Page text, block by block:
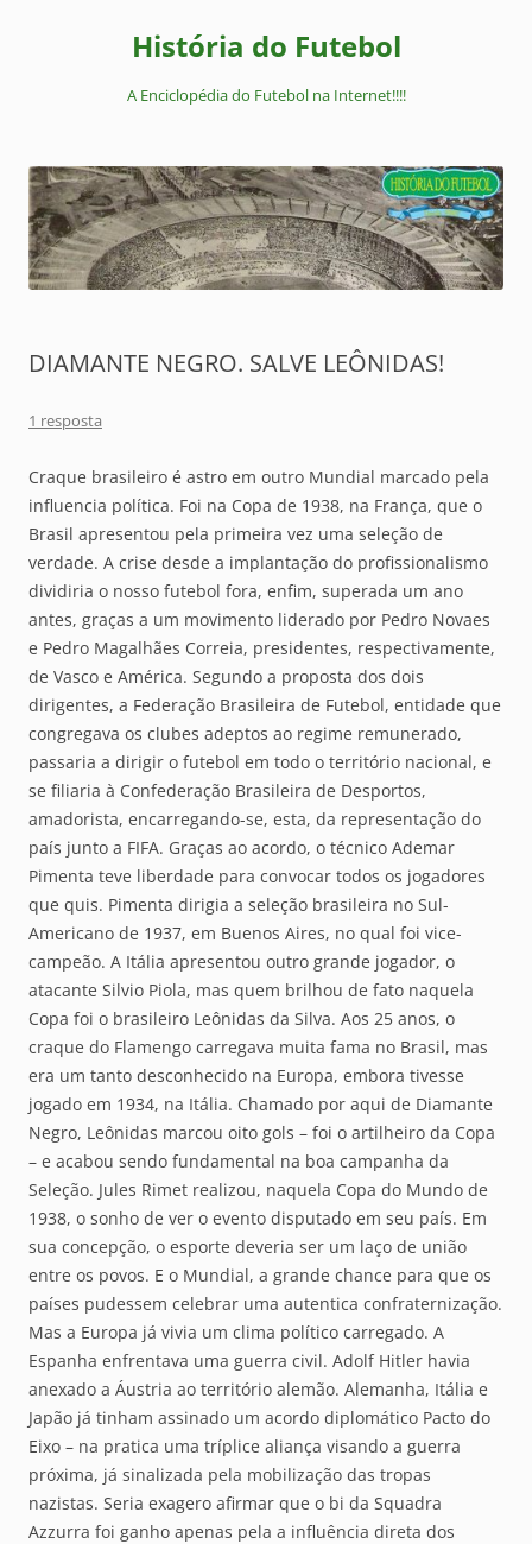
História do Futebol
A Enciclopédia do Futebol na Internet!!!!
DIAMANTE NEGRO. SALVE LEÔNIDAS!
1 resposta
Craque brasileiro é astro em outro Mundial marcado pela
influencia política. Foi na Copa de 1938, na França, que o
Brasil apresentou pela primeira vez uma seleção de
verdade. A crise desde a implantação do profissionalismo
dividiria o nosso futebol fora, enfim, superada um ano
antes, graças a um movimento liderado por Pedro Novaes
e Pedro Magalhães Correia, presidentes, respectivamente,
de Vasco e América. Segundo a proposta dos dois
dirigentes, a Federação Brasileira de Futebol, entidade que
congregava os clubes adeptos ao regime remunerado,
passaria a dirigir o futebol em todo o território nacional, e
se filiaria à Confederação Brasileira de Desportos,
amadorista, encarregando-se, esta, da representação do
país junto a FIFA. Graças ao acordo, o técnico Ademar
Pimenta teve liberdade para convocar todos os jogadores
que quis. Pimenta dirigia a seleção brasileira no Sul-
Americano de 1937, em Buenos Aires, no qual foi vice-
campeão. A Itália apresentou outro grande jogador, o
atacante Silvio Piola, mas quem brilhou de fato naquela
Copa foi o brasileiro Leônidas da Silva. Aos 25 anos, o
craque do Flamengo carregava muita fama no Brasil, mas
era um tanto desconhecido na Europa, embora tivesse
jogado em 1934, na Itália. Chamado por aqui de Diamante
Negro, Leônidas marcou oito gols – foi o artilheiro da Copa
– e acabou sendo fundamental na boa campanha da
Seleção. Jules Rimet realizou, naquela Copa do Mundo de
1938, o sonho de ver o evento disputado em seu país. Em
sua concepção, o esporte deveria ser um laço de união
entre os povos. E o Mundial, a grande chance para que os
países pudessem celebrar uma autentica confraternização.
Mas a Europa já vivia um clima político carregado. A
Espanha enfrentava uma guerra civil. Adolf Hitler havia
anexado a Áustria ao território alemão. Alemanha, Itália e
Japão já tinham assinado um acordo diplomático Pacto do
Eixo – na pratica uma tríplice aliança visando a guerra
próxima, já sinalizada pela mobilização das tropas
nazistas. Seria exagero afirmar que o bi da Squadra
Azzurra foi ganho apenas pela a influência direta dos